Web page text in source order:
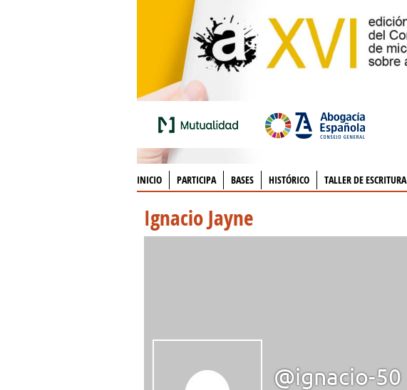
INICIO PARTICIPA BASES HISTÓRICO TALLER DE ESCRITURA
Ignacio Jayne
@ignacio-50